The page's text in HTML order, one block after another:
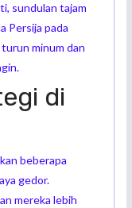
sundulan tajam
Persija pada
minum dan
di
beberapa
gedor.
mereka lebih